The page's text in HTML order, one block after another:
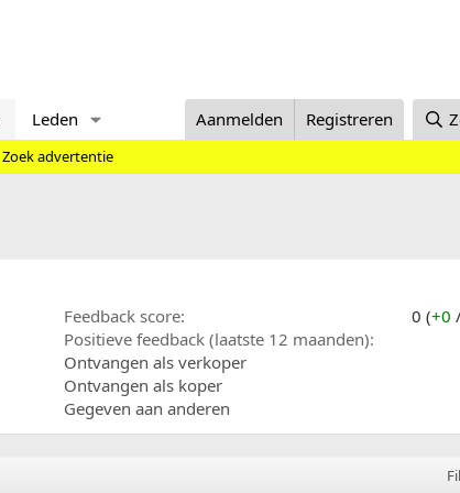
Leden Aanmelden Registreren
Zoek advertentie
Feedback score 0 (+0
Positieve feedback (laatste 12 maanden)
Ontvangen als verkoper
Ontvangen als koper
Gegeven aan anderen